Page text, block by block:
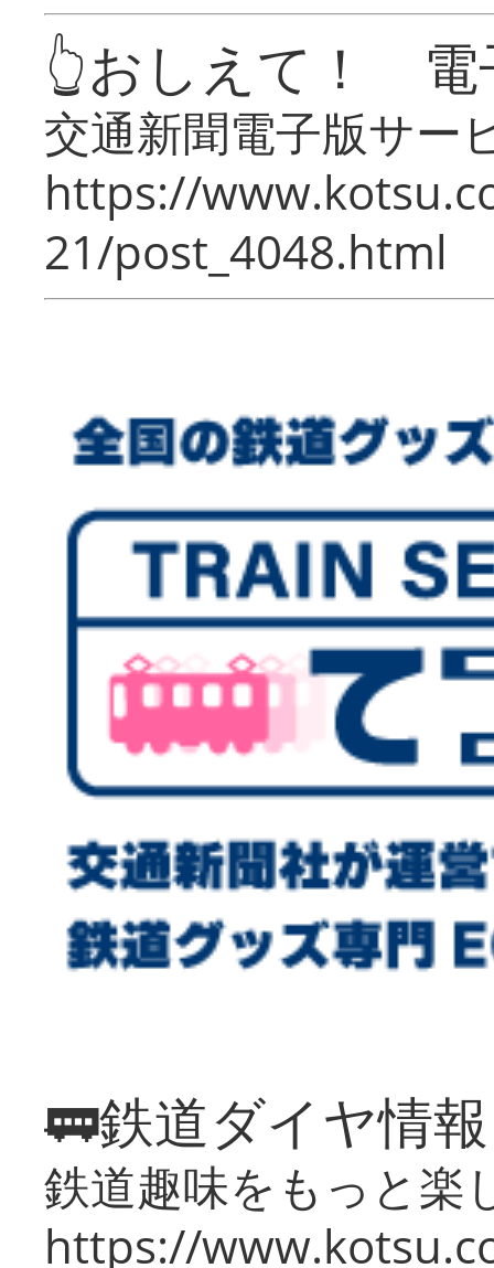
👆おしえて！ 電
交通新聞電子版サー
https://
21/post_4048.html
🚃鉄道ダイヤ情
鉄道趣味をもっと楽
https://